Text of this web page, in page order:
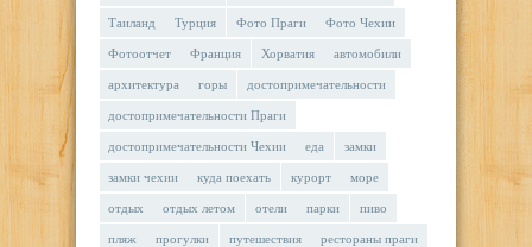
Таиланд Турция Фото Праги Фото Чехии
Фотоотчет Франция Хорватия автомобили
архитектура горы достопримечательности
достопримечательности Праги
достопримечательности Чехии еда замки
замки чехии куда поехать курорт море
отдых отдых летом отели парки пиво
пляж прогулки путешествия рестораны праги